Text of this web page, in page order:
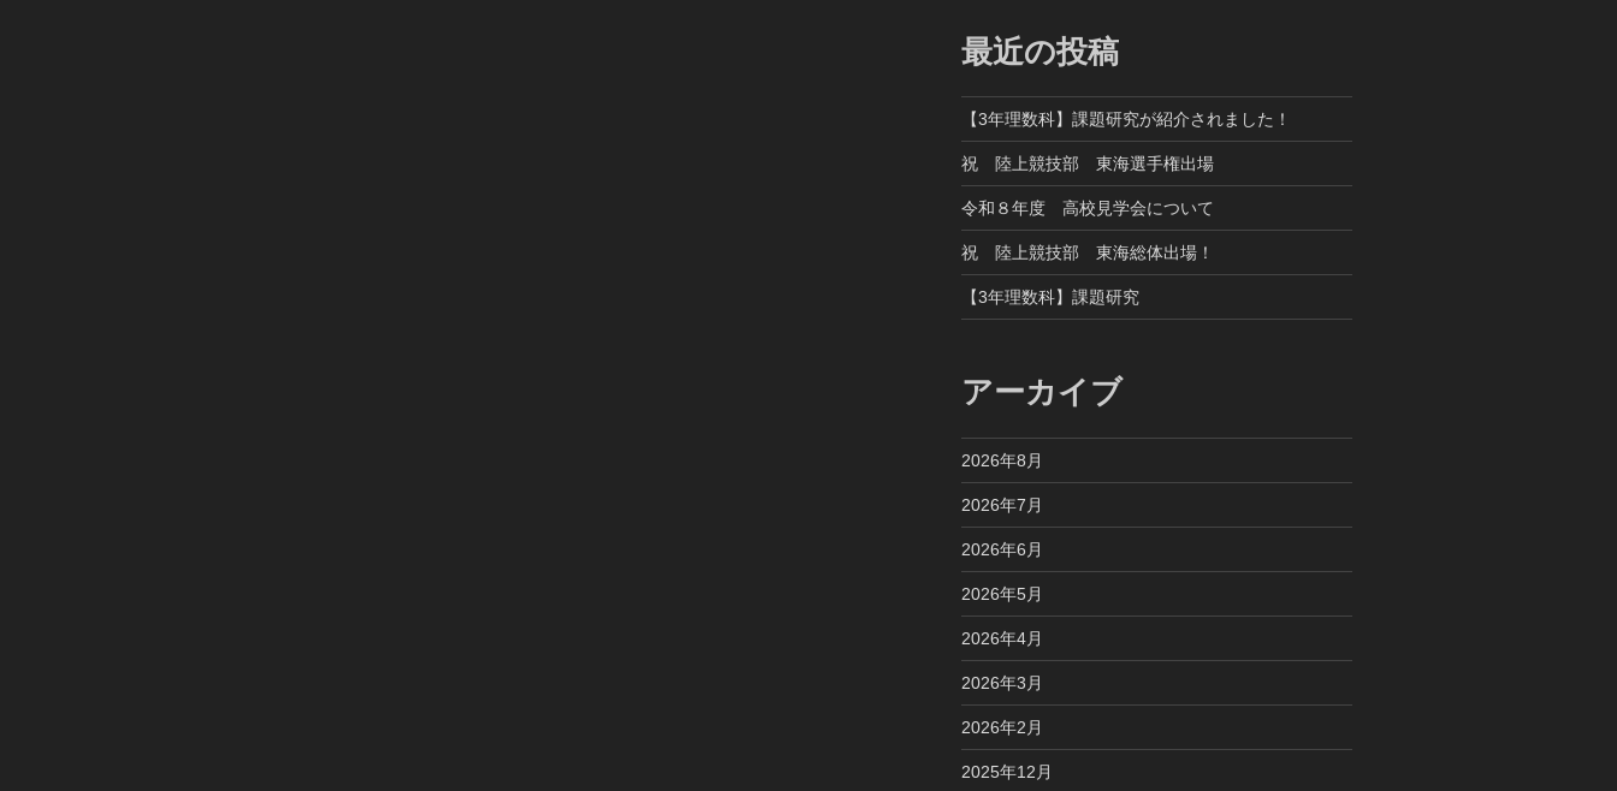
最近の投稿
【3年理数科】課題研究が紹介されました！
祝 陸上競技部 東海選手権出場
令和８年度 高校見学会について
祝 陸上競技部 東海総体出場！
【3年理数科】課題研究
アーカイブ
2026年8月
2026年7月
2026年6月
2026年5月
2026年4月
2026年3月
2026年2月
2025年12月